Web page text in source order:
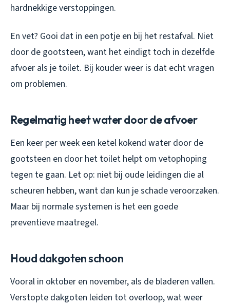
hardnekkige verstoppingen.
En vet? Gooi dat in een potje en bij het restafval. Niet
door de gootsteen, want het eindigt toch in dezelfde
afvoer als je toilet. Bij kouder weer is dat echt vragen
om problemen.
Regelmatig heet water door de afvoer
Een keer per week een ketel kokend water door de
gootsteen en door het toilet helpt om vetophoping
tegen te gaan. Let op: niet bij oude leidingen die al
scheuren hebben, want dan kun je schade veroorzaken.
Maar bij normale systemen is het een goede
preventieve maatregel.
Houd dakgoten schoon
Vooral in oktober en november, als de bladeren vallen.
Verstopte dakgoten leiden tot overloop, wat weer